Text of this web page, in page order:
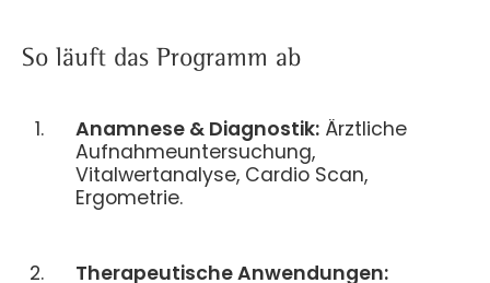
So läuft das Programm ab
Anamnese & Diagnostik: Ärztliche
Aufnahmeuntersuchung,
Vitalwertanalyse, Cardio Scan,
Ergometrie.
Therapeutische Anwendungen: